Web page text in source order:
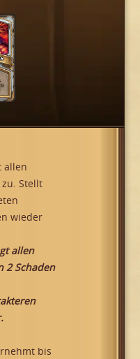
allen
zu. Stellt
wieder
allen
2 Schaden
bis